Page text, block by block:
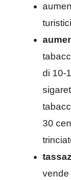
di 10-
30
vende